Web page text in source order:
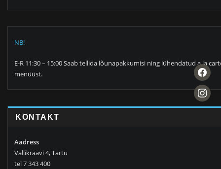
NB!
E-R 11:30 – 15:00 Saab tellida lõunapakkumisi ning lühendatud a la
menüüst.
KONTAKT
Aadress
Vallikraavi 4, Tartu
tel 7 343 400
facebook